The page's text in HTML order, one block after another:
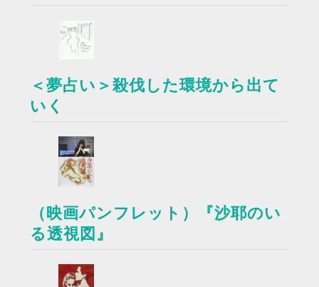
＜夢占い＞殺伐した環境から出て
いく
（映画パンフレット）『沙耶のい
る透視図』